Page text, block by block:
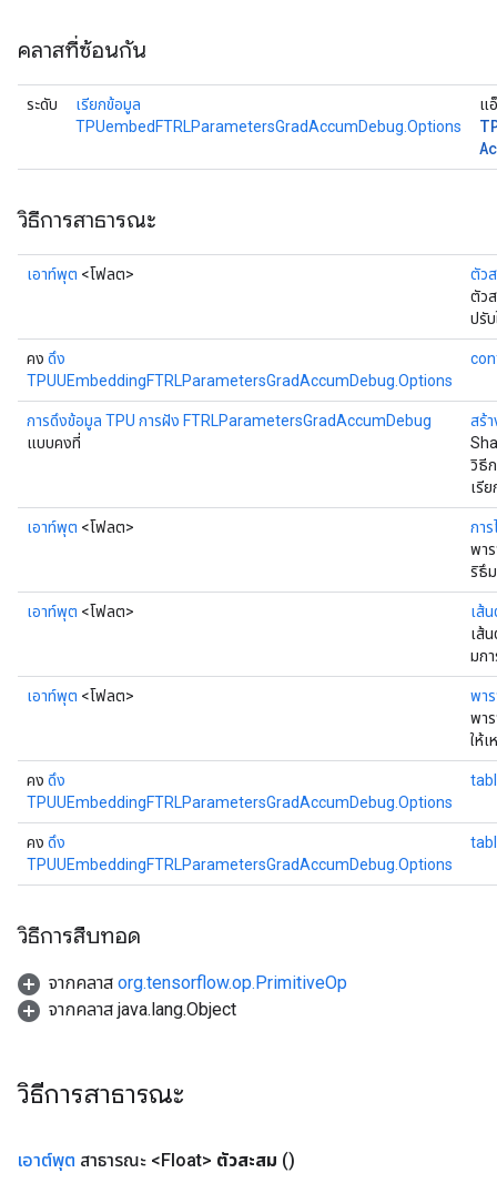
คลาสที่ซ้อนกัน
ระดับ
เรียกข้อมูล
TPUembedFTRLParametersGradAccumDebug.Options
แ
วิธีการสาธารณะ
เอาท์พุต <โฟลต>
ตัว
ตัว
ปรับ
คง ดึง
TPUUEmbeddingFTRLParametersGradAccumDebug.Options
การดึงข้อมูล TPU การฝัง FTRLParametersGradAccumDebug
แบบคงที่
สร้
วิธี
เรี
เอาท์พุต <โฟลต>
การ
พา
ริธึม
เอาท์พุต <โฟลต>
เส้
เส้
มกา
เอาท์พุต <โฟลต>
พา
พา
ให้เ
คง ดึง
TPUUEmbeddingFTRLParametersGradAccumDebug.Options
คง ดึง
TPUUEmbeddingFTRLParametersGradAccumDebug.Options
วิธีการสืบทอด
จากคลาส org.tensorflow.op.PrimitiveOp
จากคลาส java.lang.Object
วิธีการสาธารณะ
เอาต์พุต สาธารณะ <Float> ตัวสะสม ()